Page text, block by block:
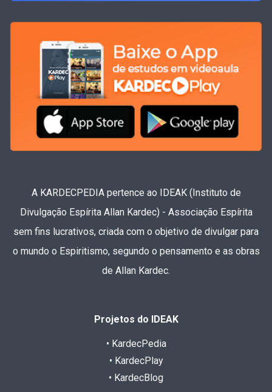
A KARDECPEDIA pertence ao IDEAK (Instituto de
Divulgação Espírita Allan Kardec) - Associação Espírita
sem fins lucrativos, criada com o objetivo de divulgar para
o mundo o Espiritismo, segundo o pensamento e as obras
de Allan Kardec.
Projetos do IDEAK
• KardecPedia
• KardecPlay
• KardecBlog